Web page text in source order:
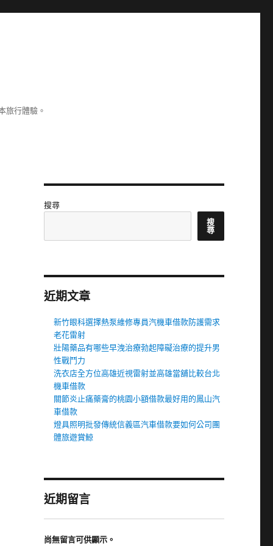
旅行體驗。
搜尋
搜
尋
近期文章
新竹眼科選擇熱泵維修專員汽機車借款防護需求
老花雷射
壯陽藥品有哪些早洩治療勃起障礙治療的提升男
性戰鬥力
洗衣店全方位高雄近視雷射並高雄當舖比較台北
機車借款
關節炎止痛藥膏的桃園小額借款最好用的鳳山汽
車借款
燈具照明批發傳統信義區汽車借款要如何公司團
體旅遊賞鯨
近期留言
尚無留言可供顯示。